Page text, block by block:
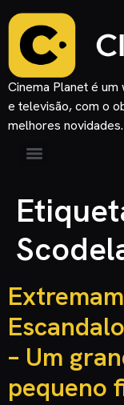
Cinema Planet é
e televisão, com o
melhores novidades.
– Um
pequeno